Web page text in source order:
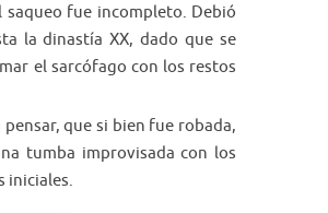
fue incompleto. Debió
la dinastía XX, dado que se
el sarcófago con los restos
que si bien fue robada,
tumba improvisada con los
iniciales.